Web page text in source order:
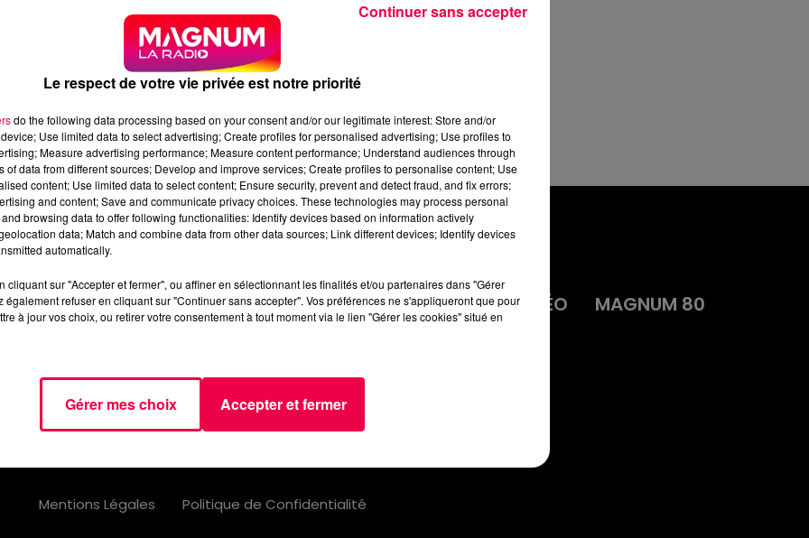
AGENDA JEUX PODCASTS CINÉMA DIRECT VIDÉO
MAGNUM 80
Mentions Légales Politique de Confidentialité
Le respect de votre vie privée est notre priorité
do the following data processing based on your consent and/or our legitimate interest: Store and/or
Use limited data to select advertising; Create profiles for personalised advertising; Use profiles to
Measure advertising performance; Measure content performance; Understand audiences through
of data from different sources; Develop and improve services; Create profiles to personalise content; Use
content; Use limited data to select content; Ensure security, prevent and detect fraud, and fix errors;
and content; Save and communicate privacy choices. These technologies may process personal
browsing data to offer following functionalities: Identify devices based on information actively
data; Match and combine data from other data sources; Link different devices; Identify devices
automatically.
cliquant sur "Accepter et fermer", ou affiner en sélectionnant les finalités et/ou partenaires dans "Gérer
également refuser en cliquant sur "Continuer sans accepter". Vos préférences ne s'appliqueront que pour
à jour vos choix, ou retirer votre consentement à tout moment via le lien "Gérer les cookies" situé en
Gérer mes choix Accepter et fermer
Continuer sans accepter